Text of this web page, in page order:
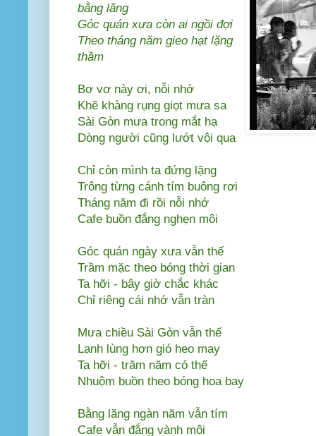
bằng lăng
Góc quán xưa còn ai ngồi đợi
Theo tháng năm gieo hạt lặng
thầm
Bơ vơ này ơi, nỗi nhớ
Khẽ khàng rụng giọt mưa sa
Sài Gòn mưa trong mắt hạ
Dòng người cũng lướt vội qua
Chỉ còn mình ta đứng lặng
Trông từng cánh tím buông rơi
Tháng năm đi rồi nỗi nhớ
Cafe buồn đắng nghẹn môi
Góc quán ngày xưa vẫn thế
Trầm mặc theo bóng thời gian
Ta hỡi - bây giờ chắc khác
Chỉ riêng cái nhớ vẫn tràn
Mưa chiều Sài Gòn vẫn thế
Lạnh lùng hơn gió heo may
Ta hỡi - trăm năm có thế
Nhuộm buồn theo bóng hoa bay
Bằng lăng ngàn năm vẫn tím
Cafe vẫn đắng vành môi